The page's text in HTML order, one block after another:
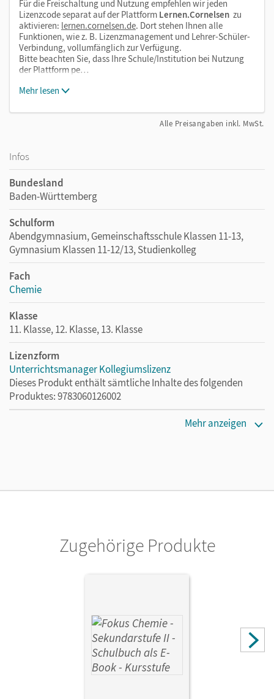
Für die Freischaltung und Nutzung empfehlen wir jeden
Lizenzcode separat auf der Plattform Lernen.Cornelsen zu
aktivieren: lernen.cornelsen.de. Dort stehen Ihnen alle
Funktionen, wie z. B. Lizenzmanagement und Lehrer-Schüler-
Verbindung, vollumfänglich zur Verfügung.
Bitte beachten Sie, dass Ihre Schule/Institution bei Nutzung
der Plattform pe…
Mehr lesen
Alle Preisangaben inkl. MwSt.
Infos
Bundesland
Baden-Württemberg
Schulform
Abendgymnasium, Gemeinschaftsschule Klassen 11-13,
Gymnasium Klassen 11-12/13, Studienkolleg
Fach
Chemie
Klasse
11. Klasse, 12. Klasse, 13. Klasse
Lizenzform
Unterrichtsmanager Kollegiumslizenz
Dieses Produkt enthält sämtliche Inhalte des folgenden
Produktes: 9783060126002
Unterrichtsmanagers solange das Lehrwerk erhältlich ist.
Mehr anzeigen
Zugehörige Produkte